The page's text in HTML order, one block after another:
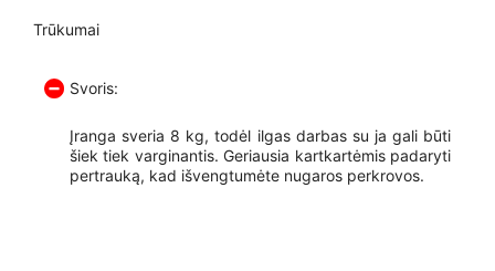
Trūkumai
Svoris:
Įranga sveria 8 kg, todėl ilgas darbas su ja gali būti
šiek tiek varginantis. Geriausia kartkartėmis padaryti
pertrauką, kad išvengtumėte nugaros perkrovos.